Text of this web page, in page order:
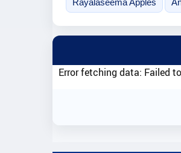
Rayalaseema Apples
Error fetching data: Failed